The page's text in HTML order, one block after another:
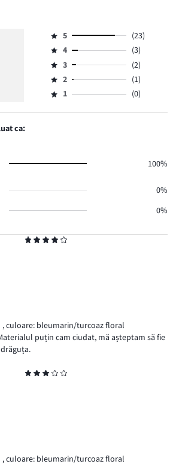
,culoare: bleumarin/turcoaz floral
puțin cam ciudat, mă așteptam să fie
,culoare: bleumarin/turcoaz floral
Evaluare
5,
numărul
de
voturi
23.
5
(23)
Evaluare
4,
numărul
de
3.
4
(3)
Evaluare
3,
numărul
3
(2)
Evaluare
2,
2
(1)
Evaluare
1,
1 (0)
ca:
100%
0%
0%